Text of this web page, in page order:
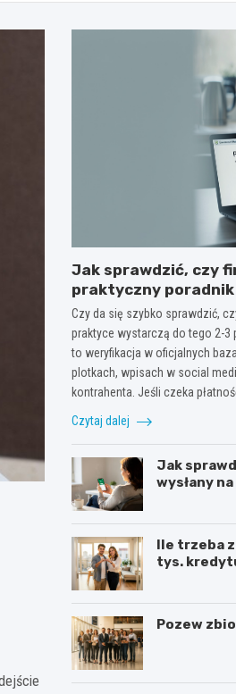
Jak sprawdzić, czy
praktyczny poradnik
Czy da się szybko sprawdzić,
praktyce wystarczą do tego 2-3
to weryfikacja w oficjalnych
plotkach, wpisach w social
kontrahenta. Jeśli czeka
Czytaj dalej
Jak
wysłany
Ile trzeba
tys.
Pozew